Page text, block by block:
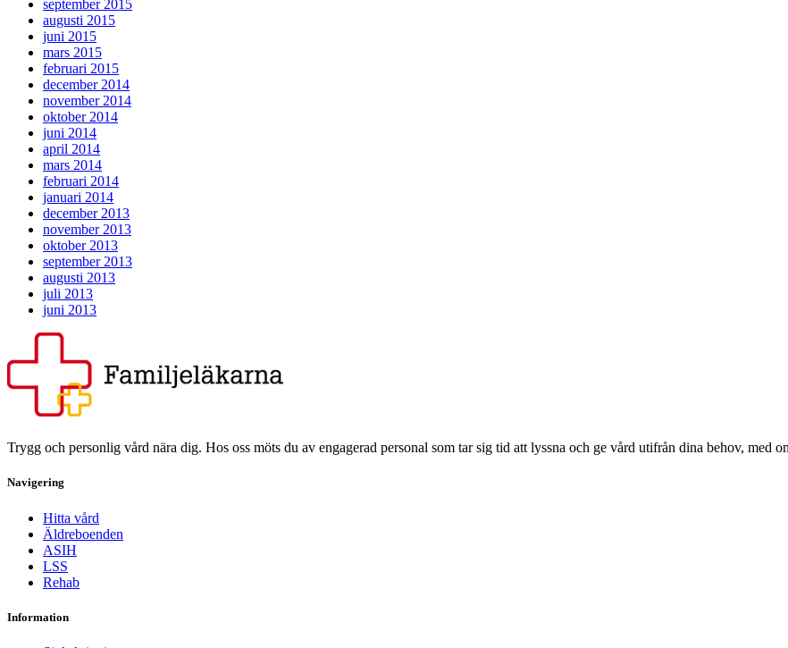
september 2015
augusti 2015
juni 2015
mars 2015
februari 2015
december 2014
november 2014
oktober 2014
juni 2014
april 2014
mars 2014
februari 2014
januari 2014
december 2013
november 2013
oktober 2013
september 2013
augusti 2013
juli 2013
juni 2013
Trygg och personlig vård nära dig. Hos oss möts du av engagerad personal som tar sig tid att lyssna och ge vård utifrån dina behov, med
Navigering
Hitta vård
Äldreboenden
ASIH
LSS
Rehab
Information